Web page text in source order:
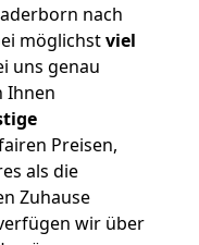
nach
möglichstviel
uns genau
Ihnen
Preisen,
als die
Zuhause
wir über